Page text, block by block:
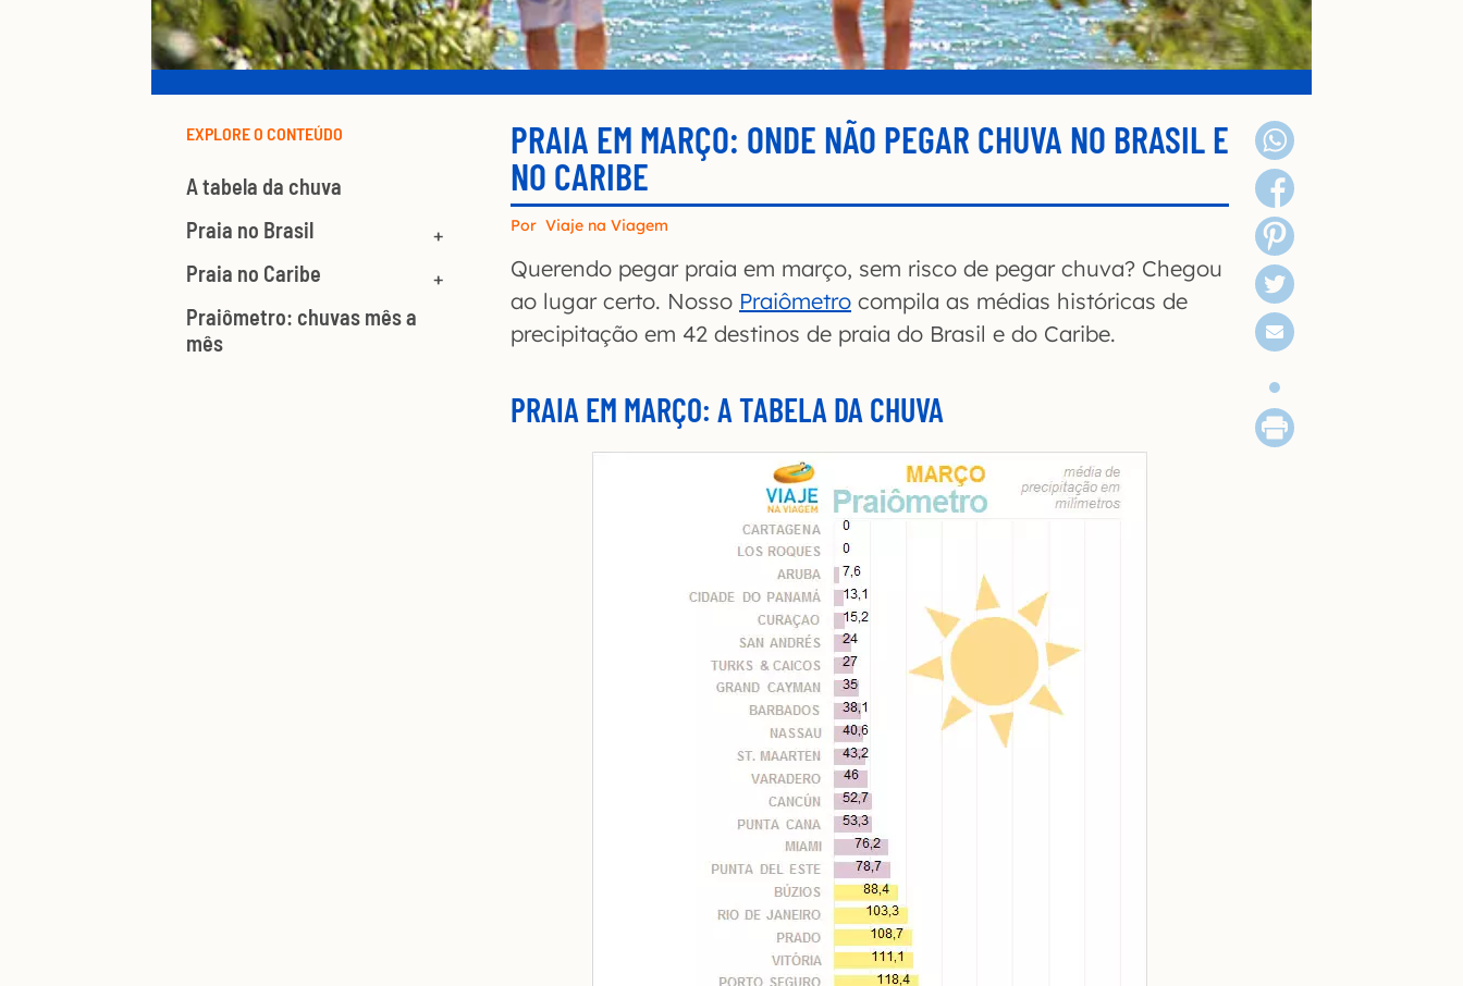
EXPLORE O CONTEÚDO
A tabela da chuva
Praia no Brasil
Praia no Caribe
Praiômetro: chuvas mês a
mês
PRAIA EM MARÇO: ONDE NÃO PEGAR CHUVA NO BRASIL E
NO CARIBE
Por Viaje na Viagem
Querendo pegar praia em março, sem risco de pegar chuva? Chegou
ao lugar certo. Nosso Praiômetro compila as médias históricas de
precipitação em 42 destinos de praia do Brasil e do Caribe.
PRAIA EM MARÇO: A TABELA DA CHUVA